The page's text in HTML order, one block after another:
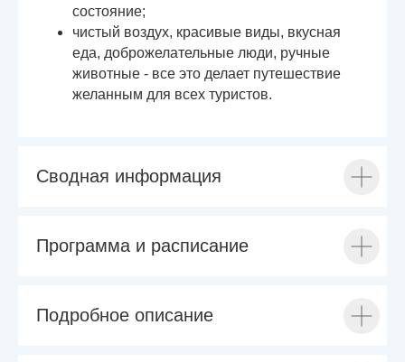
состояние;
чистый воздух, красивые виды, вкусная
еда, доброжелательные люди, ручные
животные - все это делает путешествие
желанным для всех туристов.
Сводная информация
Программа и расписание
Подробное описание